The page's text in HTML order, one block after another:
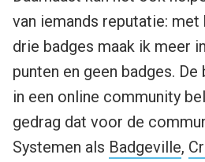
van iemands reputatie: met
drie badges maak ik meer
punten en geen badges.
in een online community
gedrag dat voor de
Systemen als Badgeville,